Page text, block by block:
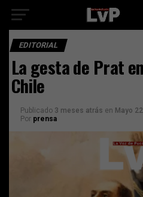
EDITORIAL
La gesta de Prat
Chile
Publicado 3 meses atrás en Mayo
Por prensa